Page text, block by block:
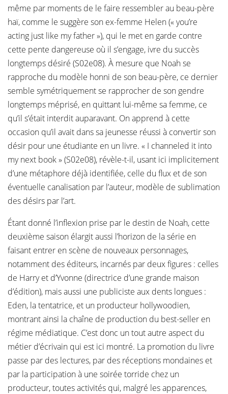
même par moments de le faire ressembler au beau-père
haï, comme le suggère son ex-femme Helen (« you’re
acting just like my father »), qui le met en garde contre
cette pente dangereuse où il s’engage, ivre du succès
longtemps désiré (S02e08). À mesure que Noah se
rapproche du modèle honni de son beau-père, ce dernier
semble symétriquement se rapprocher de son gendre
longtemps méprisé, en quittant lui-même sa femme, ce
qu’il s’était interdit auparavant. On apprend à cette
occasion qu’il avait dans sa jeunesse réussi à convertir son
désir pour une étudiante en un livre. « I channeled it into
my next book » (S02e08), révèle-t-il, usant ici implicitement
d’une métaphore déjà identifiée, celle du flux et de son
éventuelle canalisation par l’auteur, modèle de sublimation
des désirs par l’art.
Étant donné l’inflexion prise par le destin de Noah, cette
deuxième saison élargit aussi l’horizon de la série en
faisant entrer en scène de nouveaux personnages,
notamment des éditeurs, incarnés par deux figures : celles
de Harry et d’Yvonne (directrice d’une grande maison
d’édition), mais aussi une publiciste aux dents longues :
Eden, la tentatrice, et un producteur hollywoodien,
montrant ainsi la chaîne de production du best-seller en
régime médiatique. C’est donc un tout autre aspect du
métier d’écrivain qui est ici montré. La promotion du livre
passe par des lectures, par des réceptions mondaines et
par la participation à une soirée torride chez un
producteur, toutes activités qui, malgré les apparences,